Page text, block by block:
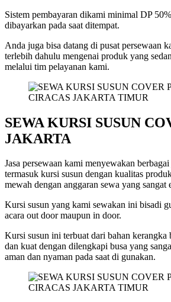
Sistem pembayaran dikami minimal DP
dibayarkan pada saat ditempat.
Anda juga bisa datang di pusat persewaan
terlebih dahulu mengenai produk yang
melalui tim pelayanan kami.
SEWA KURSI SUSUN
JAKARTA
Jasa persewaan kami menyewakan
termasuk kursi susun dengan kualitas
mewah dengan anggaran sewa yang sangat
Kursi susun yang kami sewakan ini bisadi
acara out door maupun in door.
Kursi susun ini terbuat dari bahan kerangka
dan kuat dengan dilengkapi busa yang
aman dan nyaman pada saat di gunakan.